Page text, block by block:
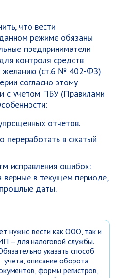
что вести
режиме обязаны
предприниматели
контроля средств
желанию (ст.6 № 402-ФЗ).
согласно этому
с учетом ПБУ (Правилами
отчетов.
переработать в сжатый
исправления ошибок:
в текущем периоде,
даты.
нужно вести как ООО, так и
– для налоговой службы.
указать способ
учета, описание оборота
формы регистров,